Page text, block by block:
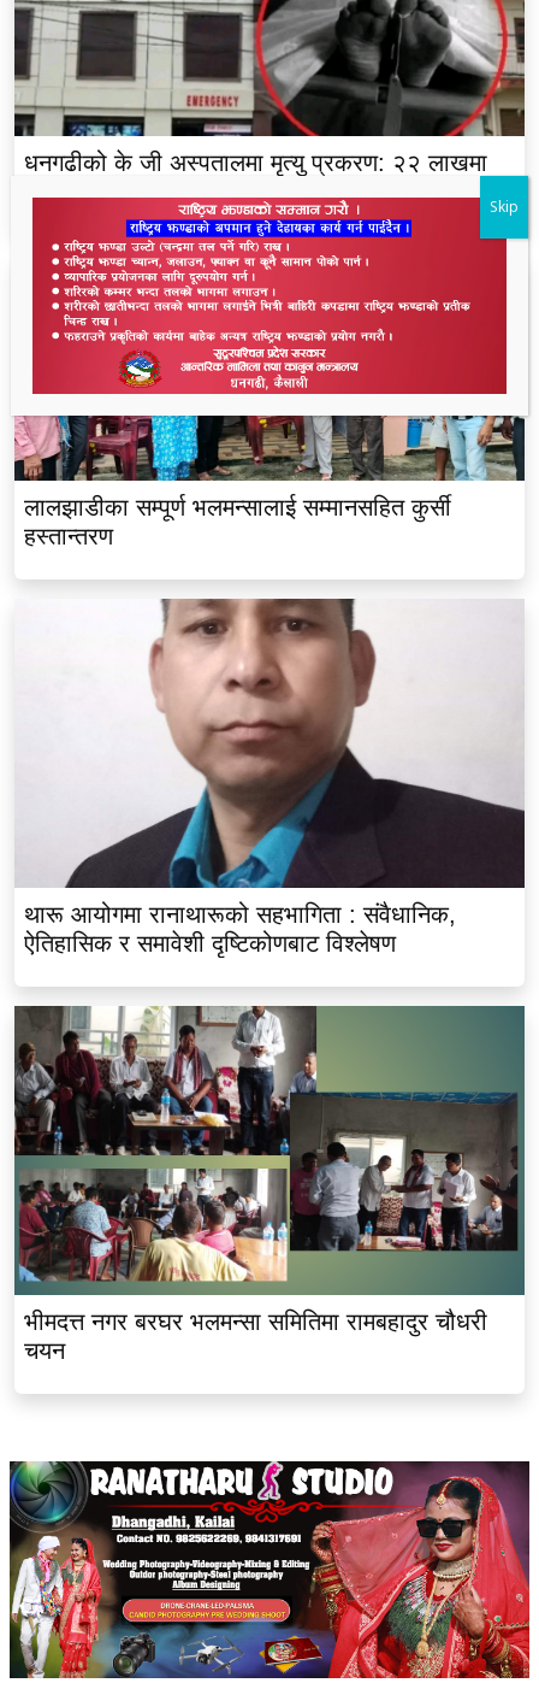
धनगढीको के जी अस्पतालमा मृत्यु प्रकरण: २२ लाखमा
केस रफादफा
लालझाडीका सम्पूर्ण भलमन्सालाई सम्मानसहित कुर्सी
हस्तान्तरण
थारू आयोगमा रानाथारूको सहभागिता : संवैधानिक,
ऐतिहासिक र समावेशी दृष्टिकोणबाट विश्लेषण
भीमदत्त नगर बरघर भलमन्सा समितिमा रामबहादुर चौधरी
चयन
Skip